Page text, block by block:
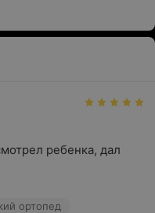
ребенка, дал
ортопед